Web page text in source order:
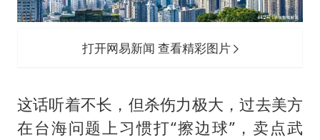
打开网易新闻 查看精彩图片
这话听着不长，但杀伤力极大，过去美方
在台海问题上习惯打“擦边球”，卖点武